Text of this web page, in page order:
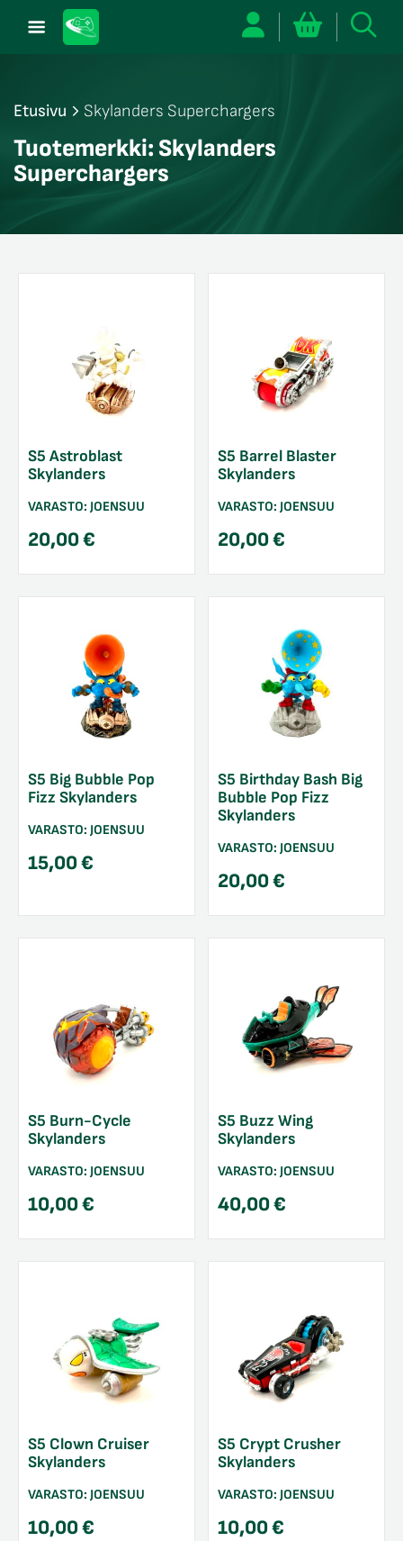
Etusivu Skylanders Superchargers
Tuotemerkki: Skylanders
Superchargers
S5 Astroblast
Skylanders
VARASTO: JOENSUU
20,00€
S5 Barrel Blaster
Skylanders
VARASTO: JOENSUU
20,00€
S5 Big Bubble Pop
Fizz Skylanders
VARASTO: JOENSUU
15,00€
S5 Birthday Bash Big
Bubble Pop Fizz
Skylanders
VARASTO: JOENSUU
20,00€
S5 Burn-Cycle
Skylanders
VARASTO: JOENSUU
10,00€
S5 Buzz Wing
Skylanders
VARASTO: JOENSUU
40,00€
S5 Clown Cruiser
Skylanders
VARASTO: JOENSUU
10,00€
S5 Crypt Crusher
Skylanders
VARASTO: JOENSUU
10,00€
sulje
sulje